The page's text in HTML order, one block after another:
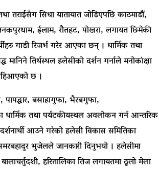
तराईसँग सिधा यातायात जोडिएपछि काठमाडौं,
ईलाम, रौतहट, पोखरा, लगायत छिमेकी
गाडी रिजर्भ गरेर आएका छन् । धार्मिक तथा
मानिने तिर्थस्थल हलेसीको दर्शन गर्नाले मनोकांक्षा
छ ।
पापद्धार, बसाहागुफा, भैरबगुफा,
तथा पर्यटकीयस्थल अवलोकन गर्न आन्तरिक
आउने गरेको हलेसी विकास समितिका
भुजेलले जानकारी दिनुभयो । हलेसीमा
बालाचर्तुदशी, हरितालिका तिज लगायतमा ठूलो मेला